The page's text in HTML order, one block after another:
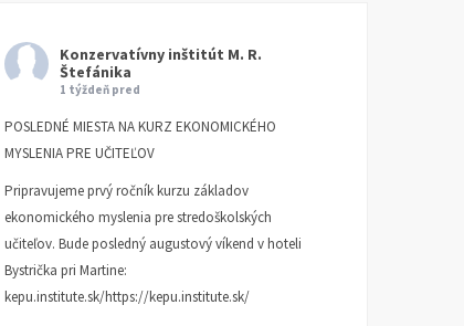
KI INFORMUJE 11. MÁJA 2026
Konzervatívny inštitút M. R.
Štefánika
1 týždeň pred
POSLEDNÉ MIESTA NA KURZ EKONOMICKÉHO
MYSLENIA PRE UČITEĽOV
Pripravujeme prvý ročník kurzu základov
ekonomického myslenia pre stredoškolských
učiteľov. Bude posledný augustový víkend v hoteli
Bystrička pri Martine:
kepu.institute.sk/https://kepu.institute.sk/